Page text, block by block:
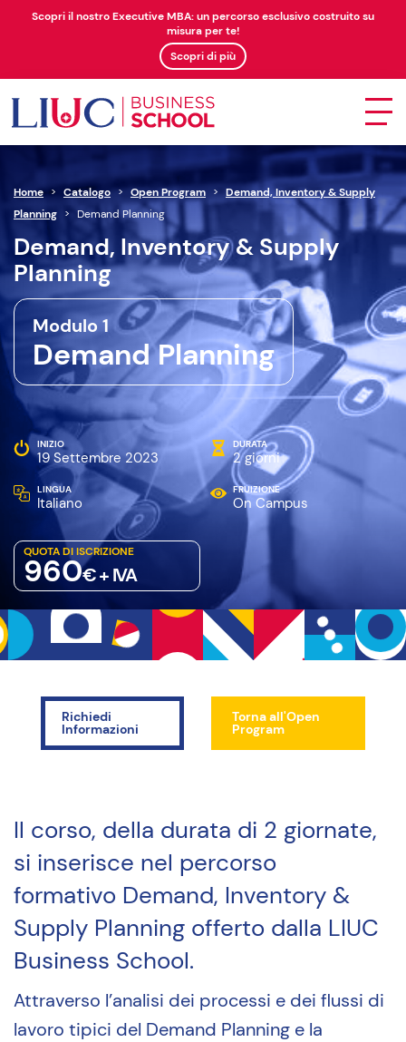
Scopri il nostro Executive MBA: un percorso esclusivo costruito su
misura per te!
Scopri di più
Home > Catalogo > Open Program > Demand, Inventory & Supply
Planning > Demand Planning
Demand, Inventory & Supply
Planning
Modulo 1
Demand Planning
INIZIO
19 Settembre 2023
DURATA
2 giorni
LINGUA
Italiano
FRUIZIONE
On Campus
QUOTA DI ISCRIZIONE
960€ + IVA
Richiedi
Informazioni
Torna all'Open
Program
Il corso, della durata di 2 giornate,
si inserisce nel percorso
formativo Demand, Inventory &
Supply Planning offerto dalla LIUC
Business School.
Attraverso l’analisi dei processi e dei flussi di
lavoro tipici del Demand Planning e la